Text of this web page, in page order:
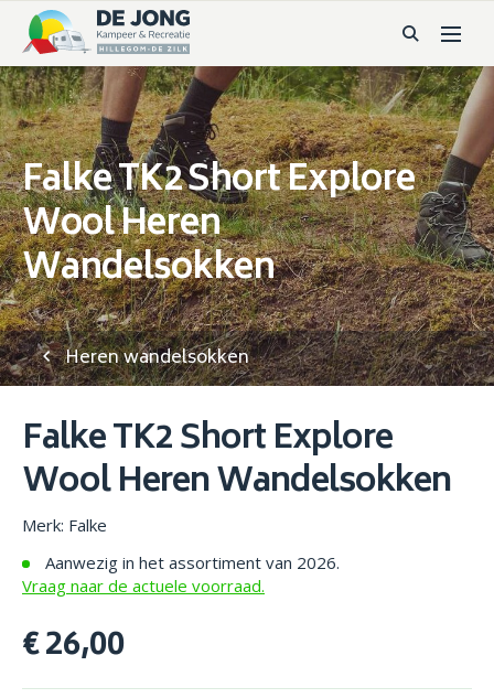
Falke TK2 Short Explore
Wool Heren
Wandelsokken
Heren wandelsokken
Falke TK2 Short Explore
Wool Heren Wandelsokken
Merk: Falke
Aanwezig in het assortiment van 2026.
Vraag naar de actuele voorraad.
€ 26,00